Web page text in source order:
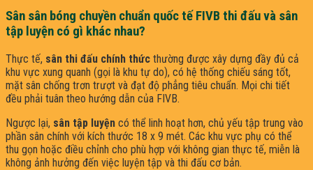
Sân sân bóng chuyền chuẩn quốc tế FIVB thi đấu và sân
tập luyện có gì khác nhau?
Thực tế, sân thi đấu chính thức thường được xây dựng đầy đủ cả
khu vực xung quanh (gọi là khu tự do), có hệ thống chiếu sáng tốt,
mặt sân chống trơn trượt và đạt độ phẳng tiêu chuẩn. Mọi chi tiết
đều phải tuân theo hướng dẫn của FIVB.
Ngược lại, sân tập luyện có thể linh hoạt hơn, chủ yếu tập trung vào
phần sân chính với kích thước 18 x 9 mét. Các khu vực phụ có thể
thu gọn hoặc điều chỉnh cho phù hợp với không gian thực tế, miễn là
không ảnh hưởng đến việc luyện tập và thi đấu cơ bản.